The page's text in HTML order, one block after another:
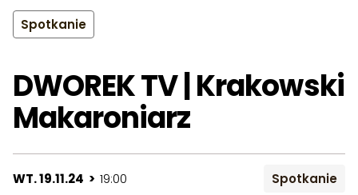
Spotkanie
DWOREK TV | Krakowski
Makaroniarz
WT. 19.11.24 > 19:00 Spotkanie